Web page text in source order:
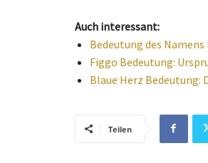
Auch interessant:
Bedeutung des
Figgo Bedeutung:
Blaue Herz Bedeutung:
Teilen